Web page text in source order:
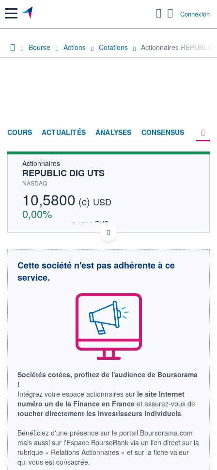
Menu Connexion
Bourse Actions Cotations Actionnaires REPUBLIC
COURS ACTUALITÉS ANALYSES CONSENSUS
ACTIONNAIRES
Actionnaires
REPUBLIC DIG UTS
NASDAQ
10,5800 (c) USD
0,00%
9,1533 EUR
DONNÉES TEMPS DIFFÉRÉ
Cotation sur les autres places
10,5800
+ BAS
0,0000
CAPITAL ÉCHANGÉ
0,00%
0,0000 0,0000
RENDEMENT
ESTIMÉ 2026
-
PER ESTIMÉ
2026
-
30.07.26 / 22:00:00
ÉLIGIBILITÉ
Non éligible
Boursobank
Cette société n'est pas adhérente à ce
service.
Sociétés cotées, profitez de l'audience de Boursorama
!
Intégrez votre espace actionnaires sur le site Internet
numéro un de la Finance en France et assurez-vous de
toucher directement les investisseurs individuels.
Bénéficiez d'une présence sur le portail Boursorama.com
mais aussi sur l'Espace BoursoBank via un lien direct sur la
rubrique « Relations Actionnaires » et sur la fiche valeur
qui vous est consacrée.